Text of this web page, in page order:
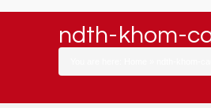
ndth-khom-